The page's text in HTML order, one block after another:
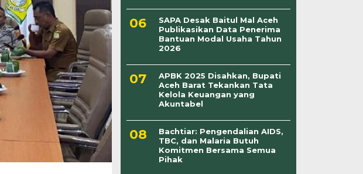
SAPA Desak Baitul Mal Aceh
Publikasikan Data Penerima
Bantuan Modal Usaha Tahun
2026
APBK 2025 Disahkan, Bupati
Aceh Barat Tekankan Tata
Kelola Keuangan yang
Akuntabel
Bachtiar: Pengendalian AIDS,
TBC, dan Malaria Butuh
Komitmen Bersama Semua
Pihak